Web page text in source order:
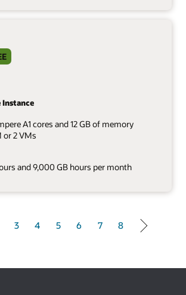
Instance
A1 cores and 12 GB of memory
or 2 VMs
and 9,000 GB hours per month
3 4 5 6 7 8